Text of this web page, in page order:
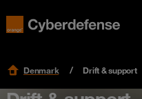
Denmark Drift & support